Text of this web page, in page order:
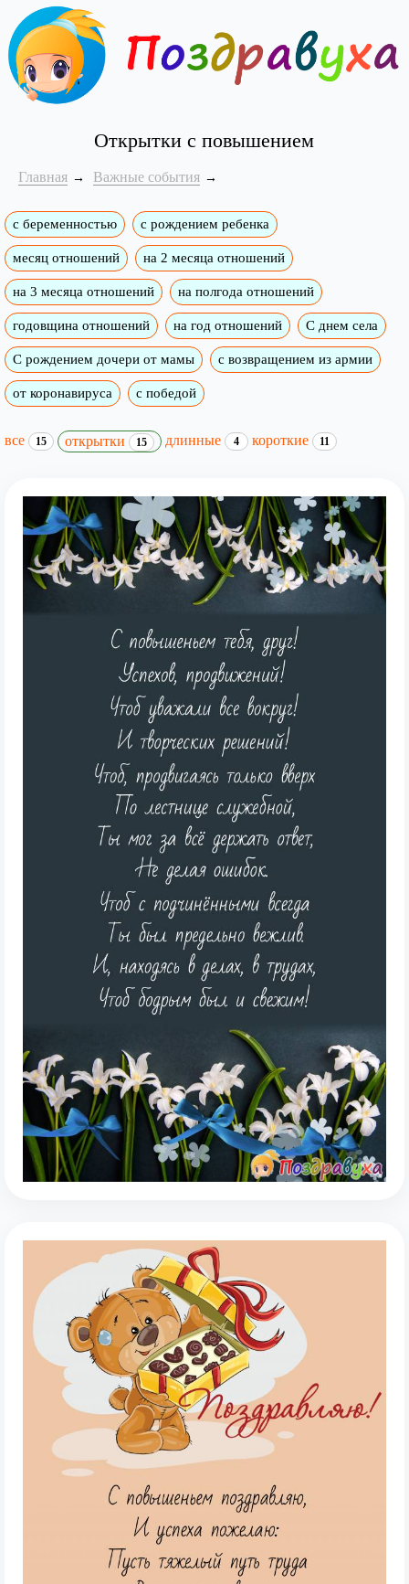
Открытки с повышением
Главная Важные события
с беременностью с рождением ребенка
месяц отношений на 2 месяца отношений
на 3 месяца отношений на полгода отношений
годовщина отношений на год отношений С днем села
С рождением дочери от мамы с возвращением из армии
от коронавируса с победой
все 15 открытки 15 длинные 4 короткие 11